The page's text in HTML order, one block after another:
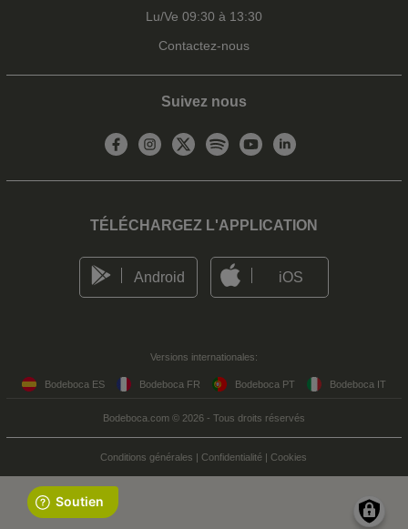
Lu/Ve 09:30 à 13:30
Contactez-nous
Suivez nous
TÉLÉCHARGEZ L'APPLICATION
Android iOS
Versions internationales:
Bodeboca ES Bodeboca FR Bodeboca PT Bodeboca IT
Bodeboca.com © 2026 - Tous droits réservés
Conditions générales | Confidentialité | Cookies